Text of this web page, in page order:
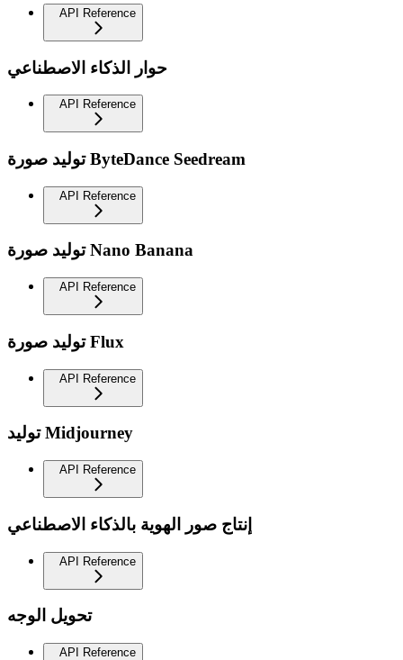
API Reference
حوار الذكاء الاصطناعي
API Reference
توليد صورة ByteDance Seedream
API Reference
توليد صورة Nano Banana
API Reference
توليد صورة Flux
API Reference
توليد Midjourney
API Reference
إنتاج صور الهوية بالذكاء الاصطناعي
API Reference
تحويل الوجه
API Reference